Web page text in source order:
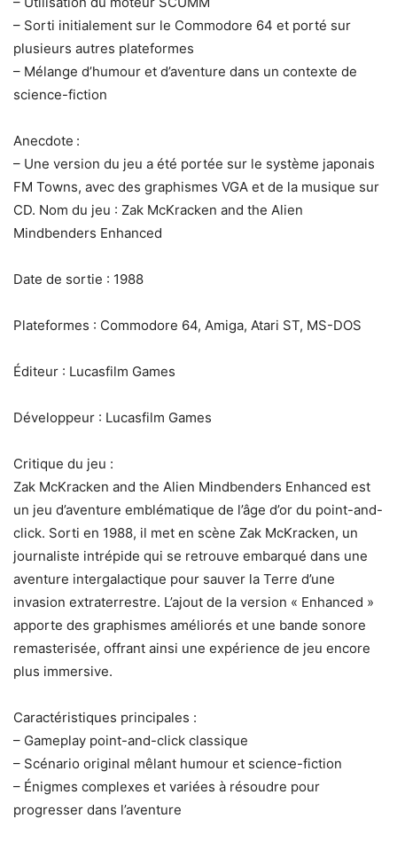
– Sorti initialement sur le Commodore 64 et porté sur
plusieurs autres plateformes
– Mélange d’humour et d’aventure dans un contexte de
science-fiction
Anecdote :
– Une version du jeu a été portée sur le système japonais
FM Towns, avec des graphismes VGA et de la musique sur
CD. Nom du jeu : Zak McKracken and the Alien
Mindbenders Enhanced
Date de sortie : 1988
Plateformes : Commodore 64, Amiga, Atari ST, MS-DOS
Éditeur : Lucasfilm Games
Développeur : Lucasfilm Games
Critique du jeu :
Zak McKracken and the Alien Mindbenders Enhanced est
un jeu d’aventure emblématique de l’âge d’or du point-and-
click. Sorti en 1988, il met en scène Zak McKracken, un
journaliste intrépide qui se retrouve embarqué dans une
aventure intergalactique pour sauver la Terre d’une
invasion extraterrestre. L’ajout de la version « Enhanced »
apporte des graphismes améliorés et une bande sonore
remasterisée, offrant ainsi une expérience de jeu encore
plus immersive.
Caractéristiques principales :
– Gameplay point-and-click classique
– Scénario original mêlant humour et science-fiction
– Énigmes complexes et variées à résoudre pour
progresser dans l’aventure